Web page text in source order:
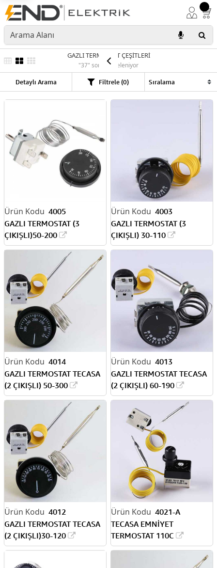
GAZLI TERMOSTAT ÇEŞİTLERİ
"37" sonuç listeleniyor
Detaylı Arama Filtrele (0)
4005
GAZLI TERMOSTAT (3
ÇIKIŞLI)50-200
4003
GAZLI TERMOSTAT (3
ÇIKIŞLI) 30-110
4014
GAZLI TERMOSTAT TECASA
(2 ÇIKIŞLI) 50-300
4013
GAZLI TERMOSTAT TECASA
(2 ÇIKIŞLI) 60-190
4012
GAZLI TERMOSTAT TECASA
(2 ÇIKIŞLI)30-120
4021-A
TECASA EMNİYET
TERMOSTAT 110C